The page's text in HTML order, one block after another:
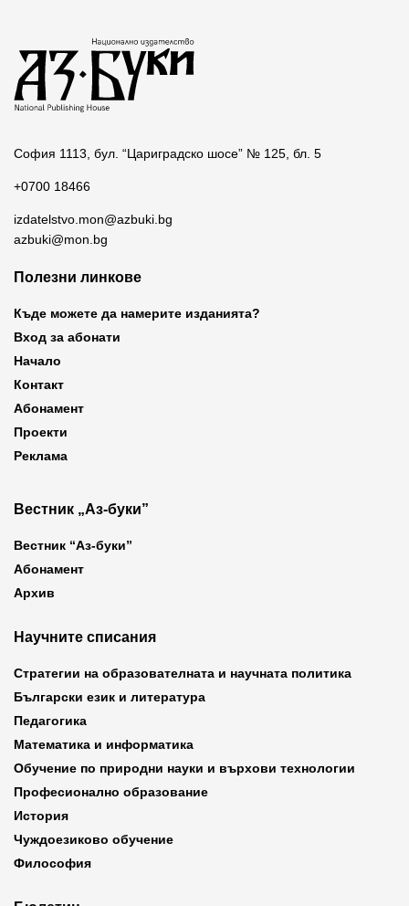
София 1113, бул. “Цариградско шосе” № 125, бл. 5
+0700 18466
izdatelstvo.mon@azbuki.bg
azbuki@mon.bg
Полезни линкове
Къде можете да намерите изданията?
Вход за абонати
Начало
Контакт
Абонамент
Проекти
Реклама
Вестник „Аз-буки”
Вестник “Аз-буки”
Абонамент
Архив
Научните списания
Стратегии на образователната и научната политика
Български език и литература
Педагогика
Математика и информатика
Обучение по природни науки и върхови технологии
Професионално образование
История
Чуждоезиково обучение
Философия